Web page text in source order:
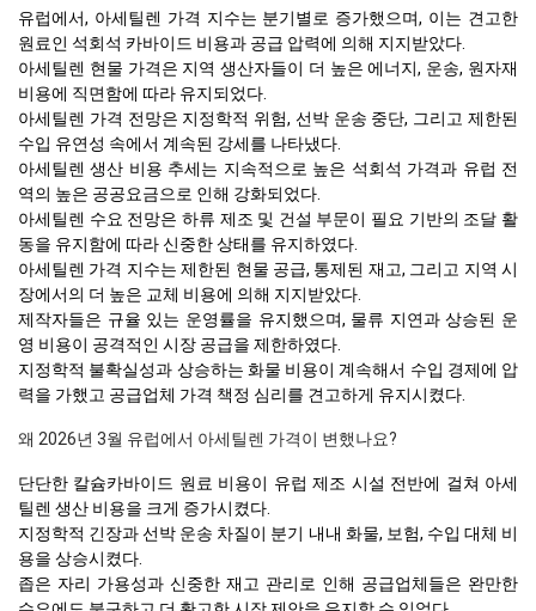
유럽에서, 아세틸렌 가격 지수는 분기별로 증가했으며, 이는 견고한
원료인 석회석 카바이드 비용과 공급 압력에 의해 지지받았다.
아세틸렌 현물 가격은 지역 생산자들이 더 높은 에너지, 운송, 원자재
비용에 직면함에 따라 유지되었다.
아세틸렌 가격 전망은 지정학적 위험, 선박 운송 중단, 그리고 제한된
수입 유연성 속에서 계속된 강세를 나타냈다.
아세틸렌 생산 비용 추세는 지속적으로 높은 석회석 가격과 유럽 전
역의 높은 공공요금으로 인해 강화되었다.
아세틸렌 수요 전망은 하류 제조 및 건설 부문이 필요 기반의 조달 활
동을 유지함에 따라 신중한 상태를 유지하였다.
아세틸렌 가격 지수는 제한된 현물 공급, 통제된 재고, 그리고 지역 시
장에서의 더 높은 교체 비용에 의해 지지받았다.
제작자들은 규율 있는 운영률을 유지했으며, 물류 지연과 상승된 운
영 비용이 공격적인 시장 공급을 제한하였다.
지정학적 불확실성과 상승하는 화물 비용이 계속해서 수입 경제에 압
력을 가했고 공급업체 가격 책정 심리를 견고하게 유지시켰다.
왜 2026년 3월 유럽에서 아세틸렌 가격이 변했나요?
단단한 칼슘카바이드 원료 비용이 유럽 제조 시설 전반에 걸쳐 아세
틸렌 생산 비용을 크게 증가시켰다.
지정학적 긴장과 선박 운송 차질이 분기 내내 화물, 보험, 수입 대체 비
용을 상승시켰다.
좁은 자리 가용성과 신중한 재고 관리로 인해 공급업체들은 완만한